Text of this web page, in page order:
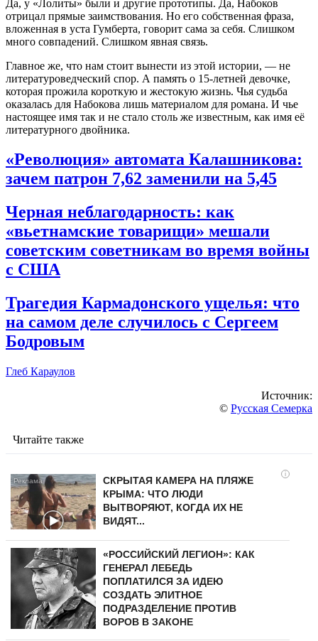
Да, у «Лолиты» были и другие прототипы. Да, Набоков
отрицал прямые заимствования. Но его собственная фраза,
вложенная в уста Гумберта, говорит сама за себя. Слишком
много совпадений. Слишком явная связь.
Главное же, что нам стоит вынести из этой истории, — не
литературоведческий спор. А память о 15-летней девочке,
которая прожила короткую и жестокую жизнь. Чья судьба
оказалась для Набокова лишь материалом для романа. И чье
настоящее имя так и не стало столь же известным, как имя её
литературного двойника.
«Революция» автомата Калашникова:
зачем патрон 7,62 заменили на 5,45
Черная неблагодарность: как
«вьетнамские товарищи» мешали
советским советникам во время войны
с США
Трагедия Кармадонского ущелья: что
на самом деле случилось с Сергеем
Бодровым
Глеб Караулов
Источник:
© Русская Семерка
Читайте также
i
СКРЫТАЯ КАМЕРА НА ПЛЯЖЕ
КРЫМА: ЧТО ЛЮДИ
ВЫТВОРЯЮТ, КОГДА ИХ НЕ
ВИДЯТ...
«РОССИЙСКИЙ ЛЕГИОН»: КАК
ГЕНЕРАЛ ЛЕБЕДЬ
ПОПЛАТИЛСЯ ЗА ИДЕЮ
СОЗДАТЬ ЭЛИТНОЕ
ПОДРАЗДЕЛЕНИЕ ПРОТИВ
ВОРОВ В ЗАКОНЕ